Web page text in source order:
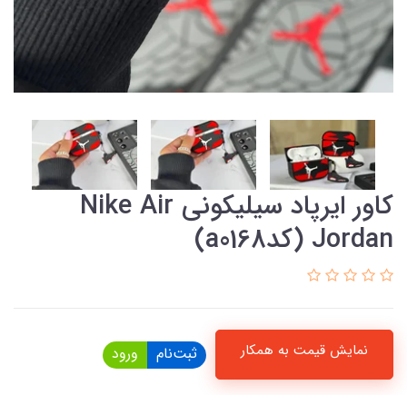
کاور ایرپاد سیلیکونی Nike Air
Jordan (کدa0168)
نمایش قیمت به همکار ثبت‌نام ورود